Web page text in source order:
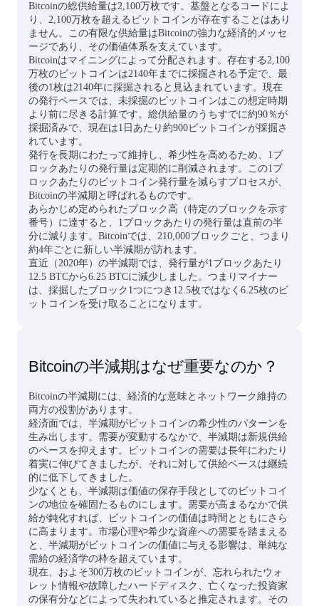
Bitcoinの総供給量は2,100万枚です。基盤となるコードによ
り、2,100万枚を超えるビットコインが存在することはあり
ません。この有限な供給量はBitcoinの強力な経済的メッセ
ージであり、その価値体系を支えています。
Bitcoinはマイニングによって分配されます。存在する2,100
万枚のビットコインは2140年までに採掘される予定で、最
後の1枚は2140年に採掘されると見込まれています。現在
の発行ペースでは、未採掘のビットコインはこの想定時期
より前に尽きる計算です。総供給量のうちすでに約90％が
採掘済みで、現在は1日あたり約900ビットコインが採掘さ
れています。
発行を長期にわたって維持し、希少性を高めるため、1ブ
ロックあたりの発行量は定期的に削減されます。この1ブ
ロックあたりのビットコイン発行量を減らすプロセスが、
Bitcoinの半減期と呼ばれるものです。
あらかじめ定められたブロック高（特定のブロックを示す
番号）に達すると、1ブロックあたりの発行量は直前の半
分に減ります。Bitcoinでは、210,000ブロックごと、つまり
約4年ごとに新しい半減期が訪れます。
直近（2020年）の半減期では、発行量が1ブロックあたり
12.5 BTCから6.25 BTCに減少しました。つまりマイナー
は、採掘したブロック1つにつき12.5枚ではなく6.25枚のビ
ットコインを受け取ることになります。
Bitcoinの半減期はなぜ重要なのか？
Bitcoinの半減期には、経済的な意味とネットワーク維持の
両方の役割があります。
経済面では、半減期がビットコインの希少性のパターンを
生み出します。需要が変動するなかで、半減期は新規供給
のペースを抑えます。ビットコインの需要は長年にわたり
着実に伸びてきましたが、それに対して供給ペースは継続
的に低下してきました。
少なくとも、半減期は価値の保存手段としてのビットコイ
ンの地位を確固たるものにします。需要が高まるなかで供
給が鈍化すれば、ビットコインの価値は時間とともにさら
に高まります。市場心理や希少な資産への需要を踏まえる
と、半減期がビットコインの価値に与える影響は、単純な
需給の経済学の枠を超えています。
現在、およそ300万枚のビットコインが、忘れられたウォ
レット情報や故障したハードディスク、亡くなった投資家
の保有分などによって失われていると推定されます。その